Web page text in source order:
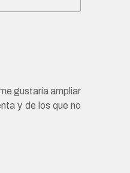
gustaría ampliar
y de los que no